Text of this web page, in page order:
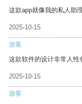
这款app就像我的私人助
2025-10-15
游客
这款软件的设计非常人性
2025-10-15
游客